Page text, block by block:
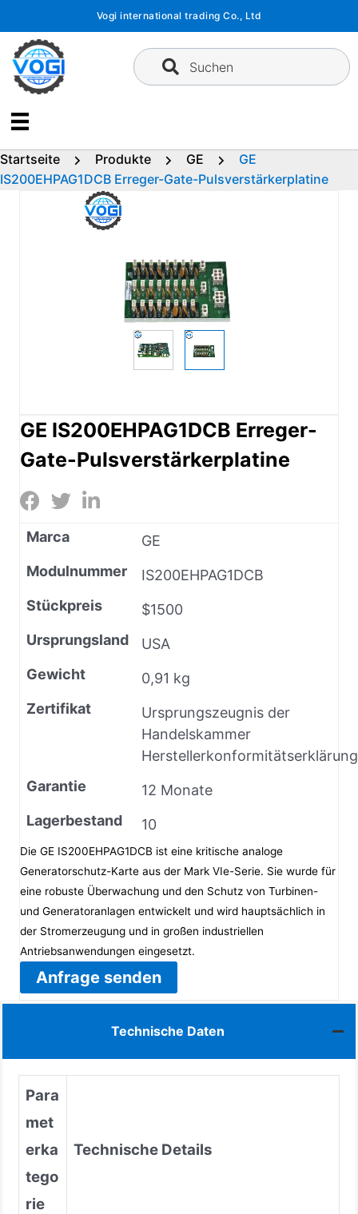
springen
Vogi international trading Co., Ltd
Suchen
Startseite Produkte GE
GE
IS200EHPAG1DCB Erreger-Gate-Pulsverstärkerplatine
GE IS200EHPAG1DCB Erreger-
Gate-Pulsverstärkerplatine
Marca
GE
Modulnummer
IS200EHPAG1DCB
Stückpreis
$1500
Ursprungsland
USA
Gewicht
0,91 kg
Zertifikat
Ursprungszeugnis der
Handelskammer
Herstellerkonformitätserklärung
Garantie
12 Monate
Lagerbestand
10
Die GE IS200EHPAG1DCB ist eine kritische analoge
Generatorschutz-Karte aus der Mark VIe-Serie. Sie wurde für
eine robuste Überwachung und den Schutz von Turbinen-
und Generatoranlagen entwickelt und wird hauptsächlich in
der Stromerzeugung und in großen industriellen
Antriebsanwendungen eingesetzt.
Anfrage senden
Technische Daten
Para
met
erka
tego
rie
Technische Details